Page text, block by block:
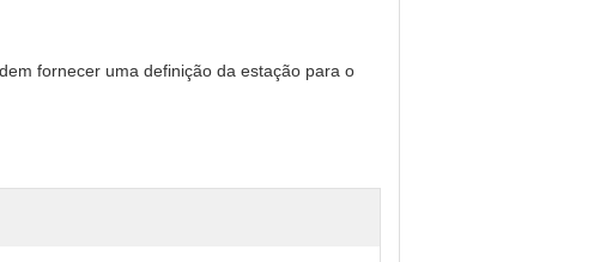
fornecer uma definição da estação para o